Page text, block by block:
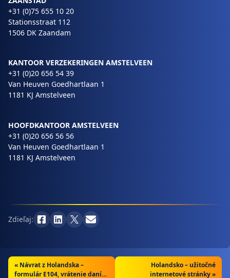
+31 (0)75 655 10 20
Stationsstraat 112
1506 DK Zaandam
KANTOOR VERZEKERINGEN AMSTELVEEN
+31 (0)20 656 54 39
Van Heuven Goedhartlaan 1
1181 KJ Amstelveen
HOOFDKANTOOR AMSTELVEEN
+31 (0)20 656 56 56
Van Heuven Goedhartlaan 1
1181 KJ Amstelveen
Zdieľaj:
« Návrat z Holandska –
formulár E104, vrátenie daní
Holandsko – užitočné
internetové stránky »